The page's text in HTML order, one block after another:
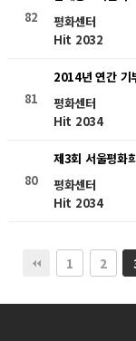
82
평화센터
Hit 2032
81
2014년 연간 기
평화센터
Hit 2034
80
제3회 서울평화
평화센터
Hit 2034
1 2